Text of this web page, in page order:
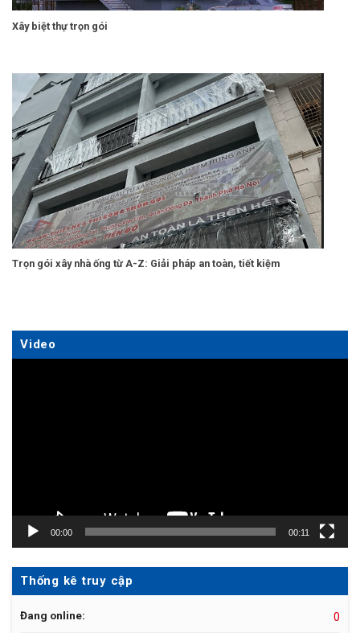
Xây biệt thự trọn gói
Trọn gói xây nhà ống từ A-Z: Giải pháp an toàn, tiết kiệm
Video
00:00 00:11
Thống kê truy cập
Đang online: 0